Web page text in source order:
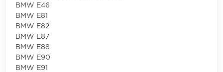
BMW E46
BMW E81
BMW E82
BMW E87
BMW E88
BMW E90
BMW E91